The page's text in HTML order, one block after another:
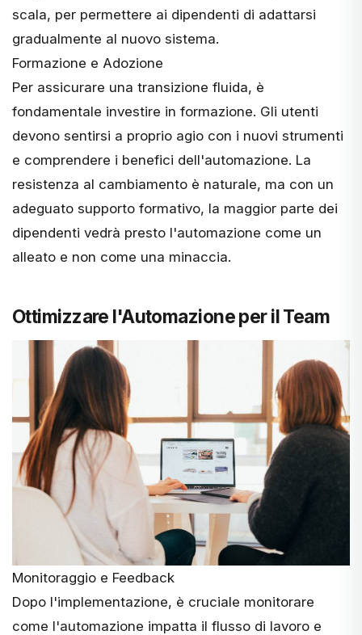
scala, per permettere ai dipendenti di adattarsi
gradualmente al nuovo sistema.
Formazione e Adozione
Per assicurare una transizione fluida, è
fondamentale investire in formazione. Gli utenti
devono sentirsi a proprio agio con i nuovi strumenti
e comprendere i benefici dell'automazione. La
resistenza al cambiamento è naturale, ma con un
adeguato supporto formativo, la maggior parte dei
dipendenti vedrà presto l'automazione come un
alleato e non come una minaccia.
Ottimizzare l'Automazione per il Team
Monitoraggio e Feedback
Dopo l'implementazione, è cruciale monitorare
come l'automazione impatta il flusso di lavoro e